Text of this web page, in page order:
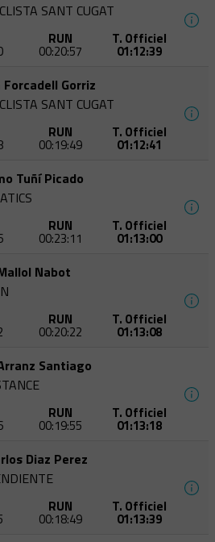
SANT CUGAT
RUN
00:20:57
T. Officiel
01:12:39
Forcadell Gorriz
SANT CUGAT
RUN
00:19:49
T. Officiel
01:12:41
Tuñí Picado
RUN
00:23:11
T. Officiel
01:13:00
Nabot
RUN
00:20:22
T. Officiel
01:13:08
Santiago
RUN
00:19:55
T. Officiel
01:13:18
Diaz Perez
RUN
00:18:49
T. Officiel
01:13:39